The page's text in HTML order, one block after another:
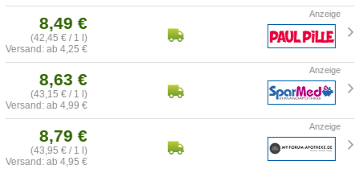
8,49 €
(42,45 € / 1 l)
Versand: ab 4,25 €
8,63 €
(43,15 € / 1 l)
Versand: ab 4,99 €
8,79 €
(43,95 € / 1 l)
Versand: ab 4,95 €